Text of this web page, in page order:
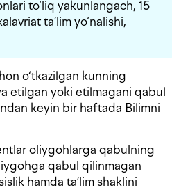
to‘liq yakunlangach, 15
ta’lim yo‘nalishi,
o‘tkazilgan kunning
etilgan yoki etilmagani qabul
keyin bir haftada Bilimni
oliygohlarga qabulning
qabul qilinmagan
hamda ta’lim shaklini